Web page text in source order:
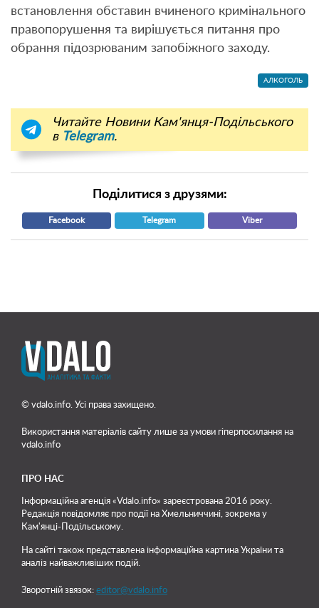
встановлення обставин вчиненого кримінального
правопорушення та вирішується питання про
обрання підозрюваним запобіжного заходу.
АЛКОГОЛЬ
Читайте Новини Кам'янця-Подільського
в Telegram.
Поділитися з друзями:
Facebook Telegram Viber
© vdalo.info. Усі права захищено.
Використання матеріалів сайту лише за умови гіперпосилання на
vdalo.info
ПРО НАС
Інформаційна агенція «Vdalo.info» зареєстрована 2016 року.
Редакція повідомляє про події на Хмельниччині, зокрема у
Кам'янці-Подільському.
На сайті також представлена інформаційна картина України та
аналіз найважливіших подій.
Зворотній звязок: editor@vdalo.info